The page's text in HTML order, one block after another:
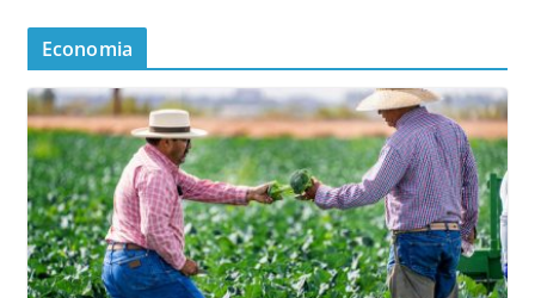
Economia